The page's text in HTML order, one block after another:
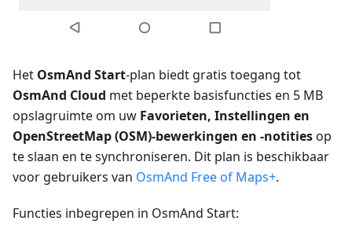
Het OsmAnd Start-plan biedt gratis toegang tot
OsmAnd Cloud met beperkte basisfuncties en 5 MB
opslagruimte om uw Favorieten, Instellingen en
OpenStreetMap (OSM)-bewerkingen en -notitiesop
te slaan en te synchroniseren. Dit plan is beschikbaar
voor gebruikers van OsmAnd Free of Maps+.
Functies inbegrepen in OsmAnd Start: